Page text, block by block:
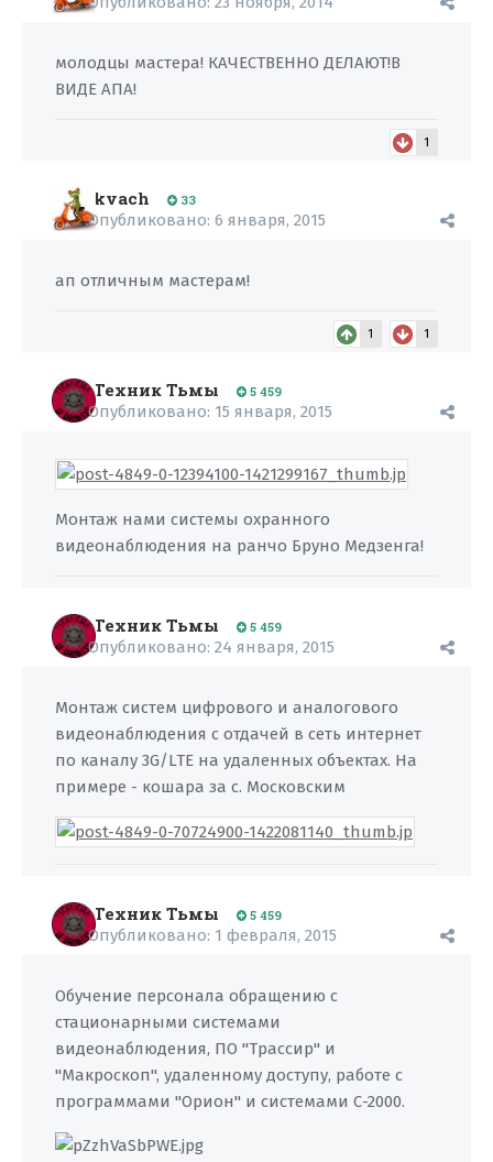
молодцы мастера! КАЧЕСТВЕННО ДЕЛАЮТ!В
ВИДЕ АПА!
1
kvach 33
Опубликовано: 6 января, 2015
ап отличным мастерам!
1 1
Техник Тьмы 5 459
Опубликовано: 15 января, 2015
Монтаж нами системы охранного
видеонаблюдения на ранчо Бруно Медзенга!
Техник Тьмы 5 459
Опубликовано: 24 января, 2015
Монтаж систем цифрового и аналогового
видеонаблюдения с отдачей в сеть интернет
по каналу 3G/LTE на удаленных объектах. На
примере - кошара за с. Московским
Техник Тьмы 5 459
Опубликовано: 1 февраля, 2015
Обучение персонала обращению с
стационарными системами
видеонаблюдения, ПО "Трассир" и
"Макроскоп", удаленному доступу, работе с
программами "Орион" и системами С-2000.